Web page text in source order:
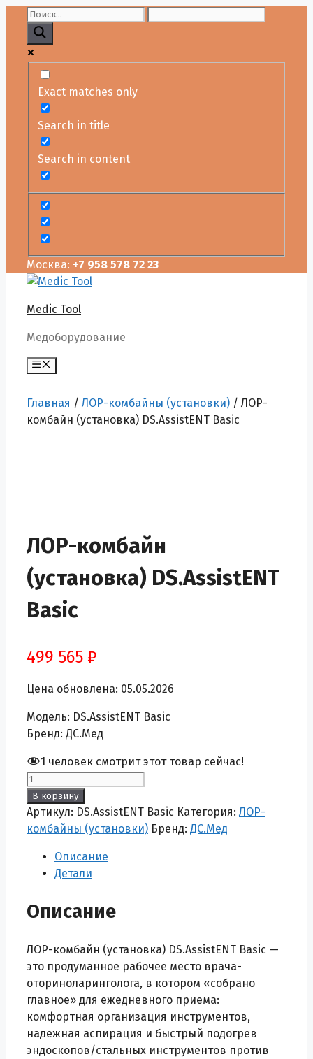
Перейти
содержимому
Exact matches only
Search in title
Search in content
Москва: +7 958 578 72 23
Medic Tool
Медоборудование
Меню
Главная / ЛОР-комбайны (установки) / ЛОР-
комбайн (установка) DS.AssistENT Basic
ЛОР-комбайн
(установка) DS.AssistENT
Basic
499 565 ₽
Цена обновлена: 05.05.2026
Модель: DS.AssistENT Basic
Бренд: ДС.Мед
1 человек смотрит этот товар сейчас!
Количество
товара
ЛОР-
комбайн
DS.AssistENT
Basic
В корзину
Артикул: DS.AssistENT Basic Категория: ЛОР-
комбайны (установки) Бренд: ДС.Мед
Описание
Детали
Описание
ЛОР-комбайн (установка) DS.AssistENT Basic —
это продуманное рабочее место врача-
оториноларинголога, в котором «собрано
главное» для ежедневного приема:
комфортная организация инструментов,
надежная аспирация и быстрый подогрев
эндоскопов/стальных инструментов против